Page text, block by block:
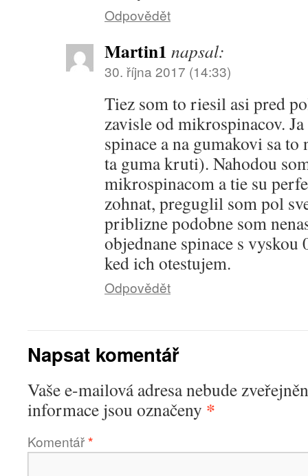
Odpovědět
Martin1 napsal:
30. října 2017 (14:33)
Tiez som to riesil asi pred
zavisle od mikrospinacov.
spinace a na gumakovi sa to
ta guma kruti). Nahodou
mikrospinacom a tie su
zohnat, preguglil som pol
priblizne podobne som
objednane spinace s vyskou
ked ich otestujem.
Odpovědět
Napsat komentář
Vaše e-mailová adresa nebude
informace jsou označeny *
Komentář*